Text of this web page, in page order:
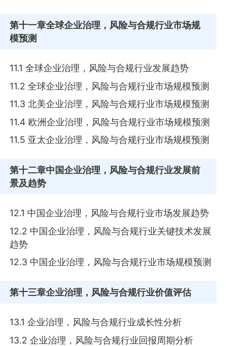
第十一章全球企业治理，风险与合规行业市场规
模预测
11.1 全球企业治理，风险与合规行业发展趋势
11.2 全球企业治理，风险与合规行业市场规模预测
11.3 北美企业治理，风险与合规行业市场规模预测
11.4 欧洲企业治理，风险与合规行业市场规模预测
11.5 亚太企业治理，风险与合规行业市场规模预测
第十二章中国企业治理，风险与合规行业发展前
景及趋势
12.1 中国企业治理，风险与合规行业市场发展趋势
12.2 中国企业治理，风险与合规行业关键技术发展
趋势
12.3 中国企业治理，风险与合规行业市场规模预测
第十三章企业治理，风险与合规行业价值评估
13.1 企业治理，风险与合规行业成长性分析
13.2 企业治理，风险与合规行业回报周期分析